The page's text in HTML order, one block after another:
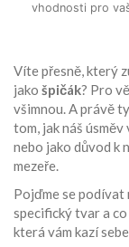
vhodnosti pro
Víte přesně, který
jako špičák? Pro
všimnou. A právě
tom, jak náš
nebo jako důvod k
mezeře.
Pojďme se podívat
specifický tvar a
která vám kazí